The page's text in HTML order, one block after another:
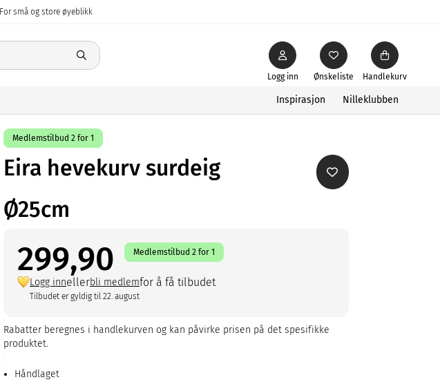
For små og store øyeblikk
Ønskeliste
Logg inn Handlekurv
Inspirasjon Nilleklubben
Medlemstilbud 2 for 1
Eira hevekurv surdeig
Ø25cm
299,90 Medlemstilbud 2 for 1
Logg innellerbli medlemfor å få tilbudet
Tilbudet er gyldig til 22. august
Rabatter beregnes i handlekurven og kan påvirke prisen på det spesifikke
produktet.
Håndlaget